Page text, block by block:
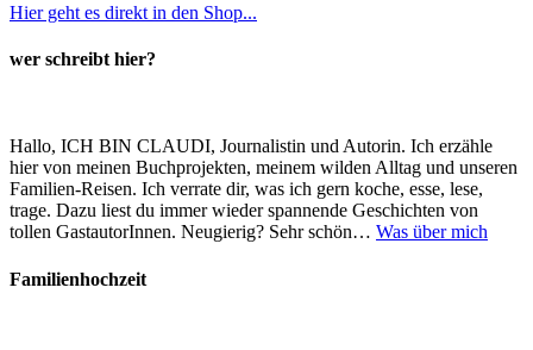
Hier geht es direkt in den Shop...
wer schreibt hier?
Hallo, ICH BIN CLAUDI, Journalistin und Autorin. Ich erzähle
hier von meinen Buchprojekten, meinem wilden Alltag und unseren
Familien-Reisen. Ich verrate dir, was ich gern koche, esse, lese,
trage. Dazu liest du immer wieder spannende Geschichten von
tollen GastautorInnen. Neugierig? Sehr schön… Was über mich
Familienhochzeit